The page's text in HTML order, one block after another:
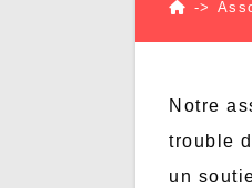
->
Notre
trouble
un